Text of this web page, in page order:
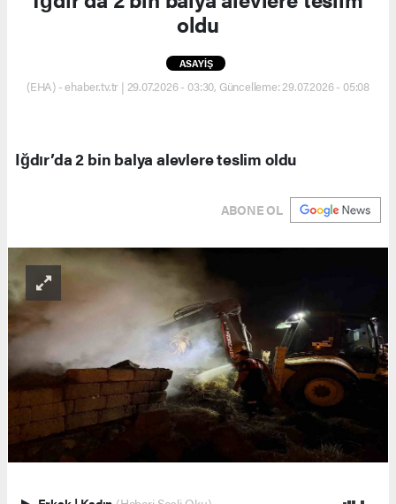
oldu
ASAYİŞ
(EHA) - ehaber.tv.tr | 29.07.2026 - 03:30, Güncelleme: 29.07.2026 - 05:08
Iğdır’da 2 bin balya alevlere teslim oldu
ABONE OL